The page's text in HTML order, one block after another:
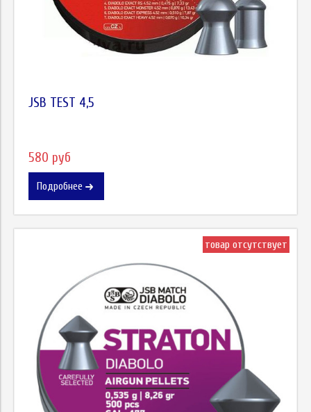
JSB TEST 4,5
580 руб
Подробнее
товар отсутствует